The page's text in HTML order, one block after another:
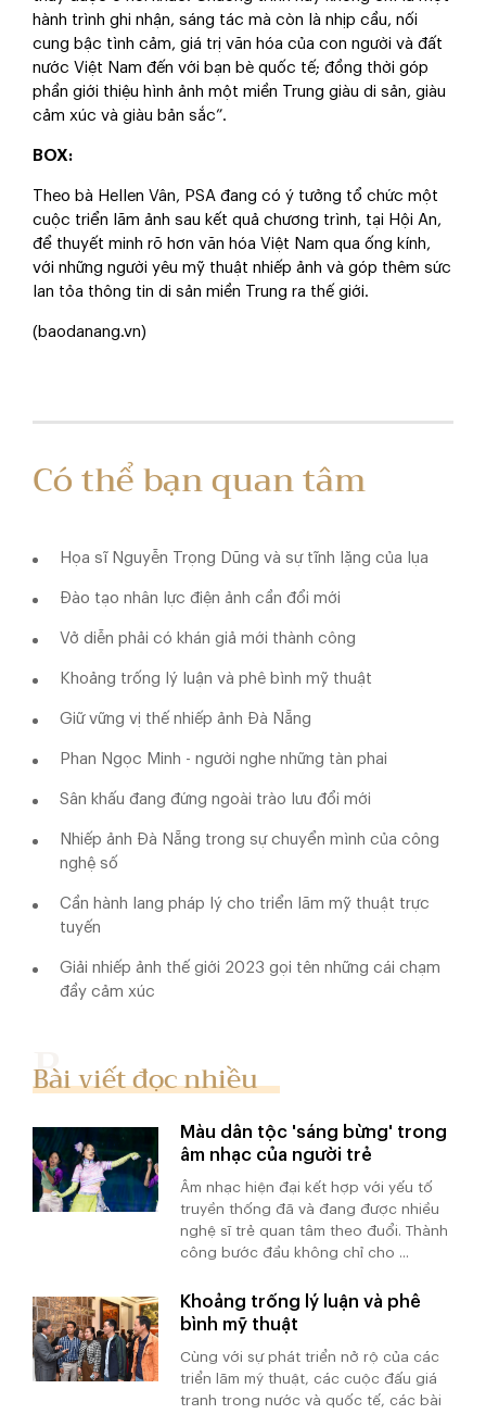
hành trình ghi nhận, sáng tác mà còn là nhịp cầu, nối
cung bậc tình cảm, giá trị văn hóa của con người và đất
nước Việt Nam đến với bạn bè quốc tế; đồng thời góp
phần giới thiệu hình ảnh một miền Trung giàu di sản, giàu
cảm xúc và giàu bản sắc”.
BOX:
Theo bà Hellen Vân, PSA đang có ý tưởng tổ chức một
cuộc triển lãm ảnh sau kết quả chương trình, tại Hội An,
để thuyết minh rõ hơn văn hóa Việt Nam qua ống kính,
với những người yêu mỹ thuật nhiếp ảnh và góp thêm sức
lan tỏa thông tin di sản miền Trung ra thế giới.
(baodanang.vn)
Có thể bạn quan tâm
Họa sĩ Nguyễn Trọng Dũng và sự tĩnh lặng của lụa
Đào tạo nhân lực điện ảnh cần đổi mới
Vở diễn phải có khán giả mới thành công
Khoảng trống lý luận và phê bình mỹ thuật
Giữ vững vị thế nhiếp ảnh Đà Nẵng
Phan Ngọc Minh - người nghe những tàn phai
Sân khấu đang đứng ngoài trào lưu đổi mới
Nhiếp ảnh Đà Nẵng trong sự chuyển mình của công
nghệ số
Cần hành lang pháp lý cho triển lãm mỹ thuật trực
tuyến
Giải nhiếp ảnh thế giới 2023 gọi tên những cái chạm
đầy cảm xúc
Bài viết đọc nhiều
Màu dân tộc 'sáng bừng' trong
âm nhạc của người trẻ
Âm nhạc hiện đại kết hợp với yếu tố
truyền thống đã và đang được nhiều
nghệ sĩ trẻ quan tâm theo đuổi. Thành
công bước đầu không chỉ cho ...
Khoảng trống lý luận và phê
bình mỹ thuật
Cùng với sự phát triển nở rộ của các
triển lãm mỹ thuật, các cuộc đấu giá
tranh trong nước và quốc tế, các bài